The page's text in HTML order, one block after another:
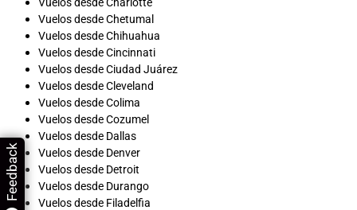
Vuelos desde Chetumal
Vuelos desde Chihuahua
Vuelos desde Cincinnati
Vuelos desde Ciudad Juárez
Vuelos desde Cleveland
Vuelos desde Colima
Vuelos desde Cozumel
Vuelos desde Dallas
Vuelos desde Denver
Vuelos desde Detroit
Vuelos desde Durango
Vuelos desde Filadelfia
Feedback